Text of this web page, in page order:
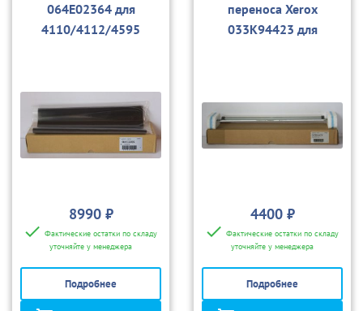
064E02364 для
4110/4112/4595
8990 ₽
Фактические остатки по складу
уточняйте у менеджера
Подробнее
переноса Xerox
033K94423 для
4400 ₽
Фактические остатки по складу
уточняйте у менеджера
Подробнее